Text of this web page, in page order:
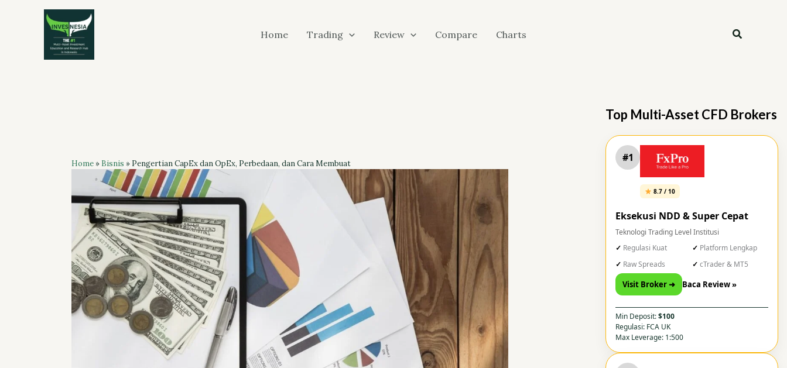
Home Trading Review Compare Charts Search
Home» Bisnis » Pengertian CapEx dan OpEx, Perbedaan, dan Cara Membuat
Top Multi-Asset CFD Brokers
#1
8.7 / 10
Eksekusi NDD & Super Cepat
Teknologi Trading Level Institusi
Regulasi Kuat
Platform Lengkap
Raw Spreads
cTrader & MT5
Visit Broker ➜ Baca Review »
Min Deposit:$100
Regulasi: FCA UK
Max Leverage: 1:500